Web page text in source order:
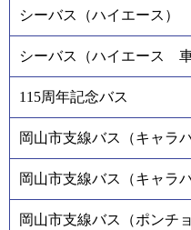
シーバス（ハイエース）
シーバス（ハイエース 車
115周年記念バス
岡山市支線バス（キャラバ
岡山市支線バス（キャラ
岡山市支線バス（ポンチョ